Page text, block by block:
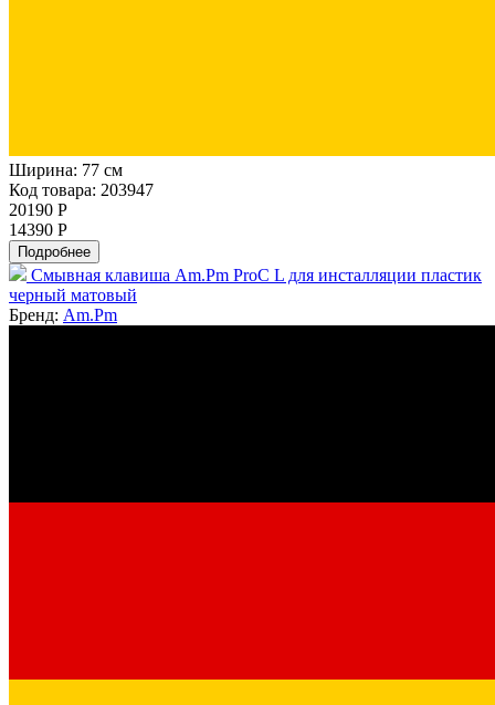
Ширина: 77 см
Код товара: 203947
20190 Р
14390 Р
Подробнее
Смывная клавиша Am.Pm ProC L для инсталляции пластик
черный матовый
Бренд: Am.Pm